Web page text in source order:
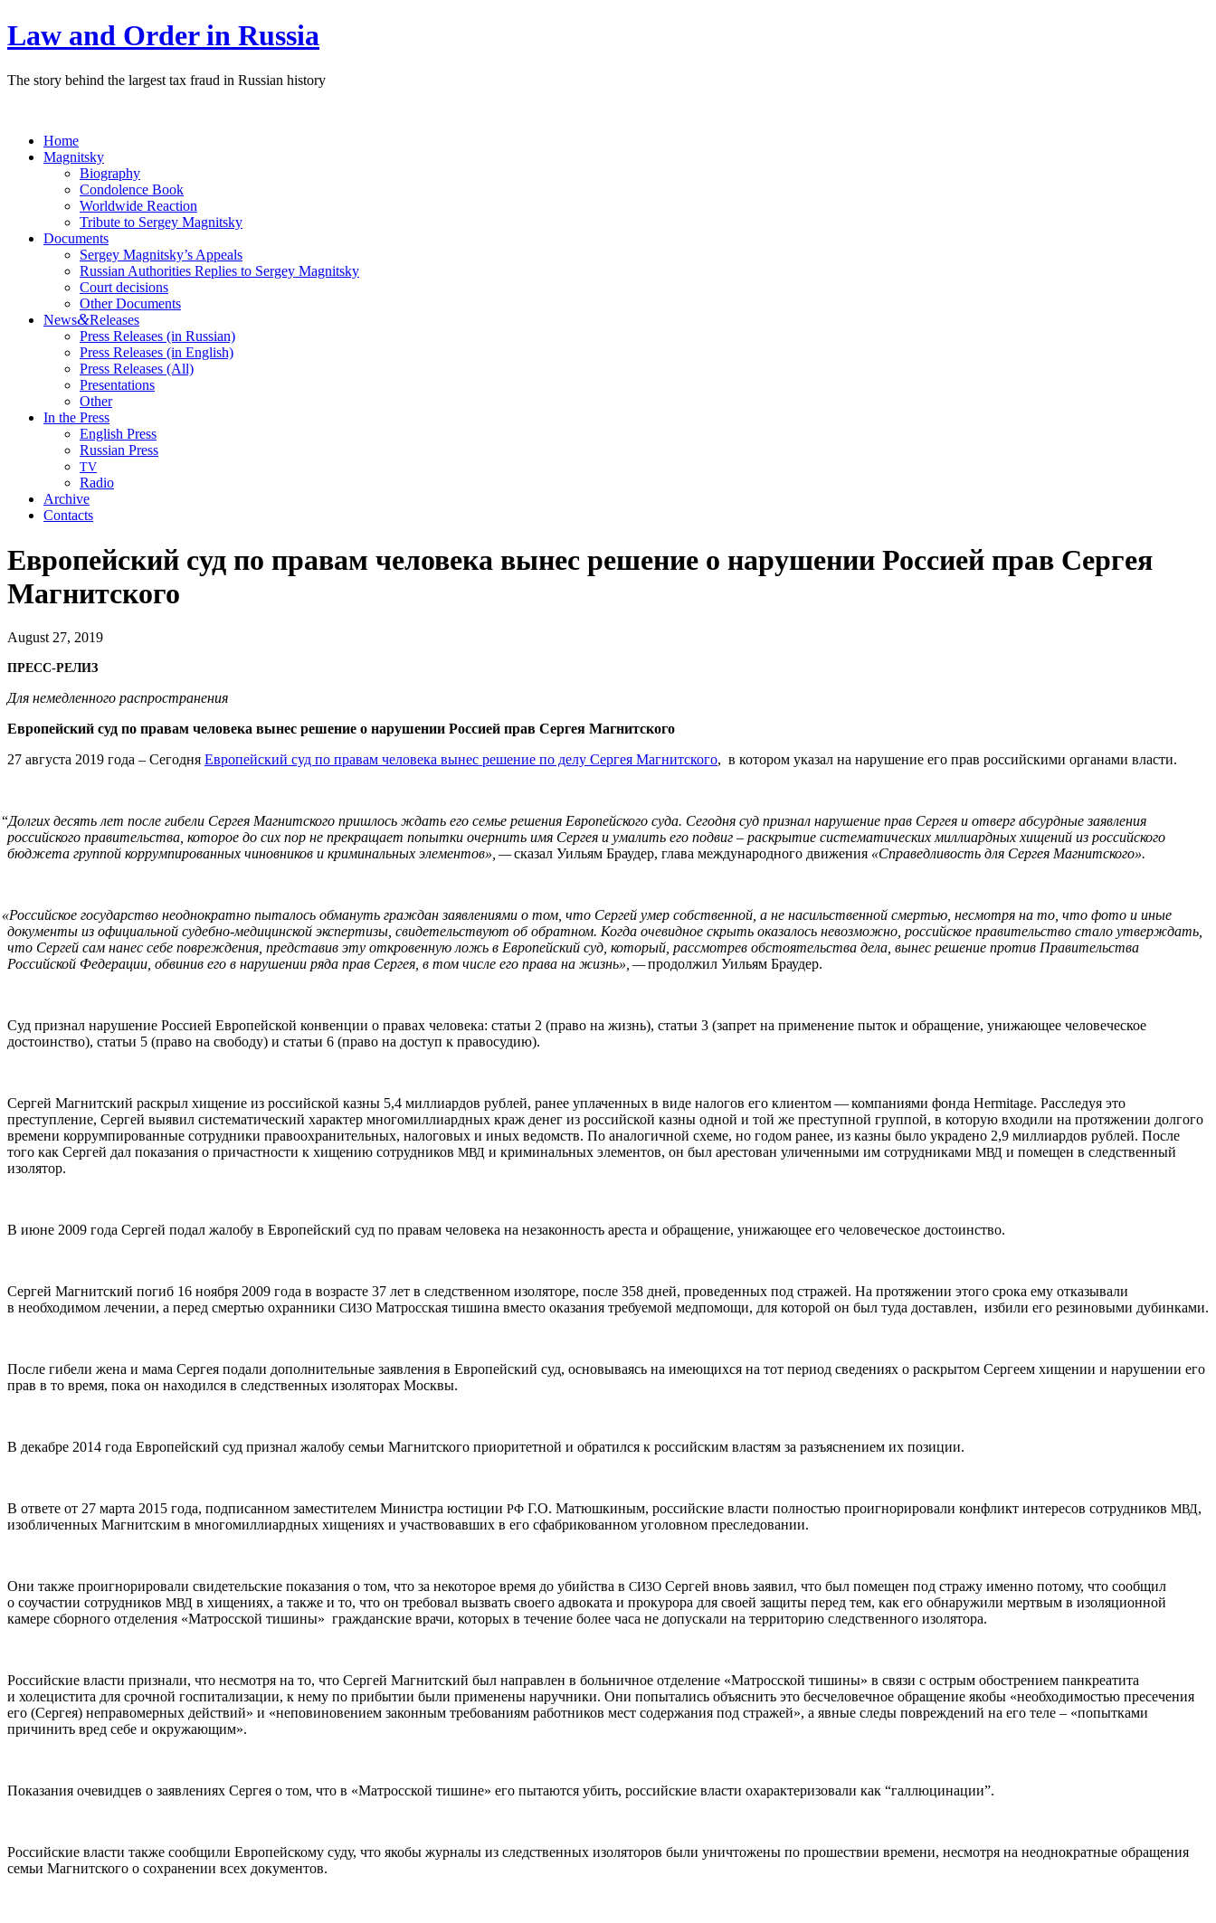
Law and Order in Russia
The story behind the largest tax fraud in Russian history
Home
Magnitsky
Biography
Condolence Book
Worldwide Reaction
Tribute to Sergey Magnitsky
Documents
Sergey Magnitsky’s Appeals
Russian Authorities Replies to Sergey Magnitsky
Court decisions
Other Documents
News&Releases
Press Releases (in Russian)
Press Releases (in English)
Press Releases (All)
Presentations
Other
In the Press
English Press
Russian Press
TV
Radio
Archive
Contacts
Европейский суд по правам человека вынес решение о нарушении Россией прав Сергея
Магнитского
August 27, 2019
ПРЕСС-РЕЛИЗ
Для немедленного распространения
Европейский суд по правам человека вынес решение о нарушении Россией прав Сергея Магнитского
27 августа 2019 года – Сегодня Европейский суд по правам человека вынес решение по делу Сергея Магнитского, в котором указал на нарушение его прав российскими органами власти.
“Долгих десять лет после гибели Сергея Магнитского пришлось ждать его семье решения Европейского суда. Сегодня суд признал нарушение прав Сергея и отверг абсурдные заявления
российского правительства, которое до сих пор не прекращает попытки очернить имя Сергея и умалить его подвиг – раскрытие систематических миллиардных хищений из российского
бюджета группой коррумпированных чиновников и криминальных элементов», —сказал Уильям Браудер, глава международного движения «Справедливость для Сергея Магнитского».
«Российское государство неоднократно пыталось обмануть граждан заявлениями о том, что Сергей умер собственной, а не насильственной смертью, несмотря на то, что фото и иные
документы из официальной судебно-медицинской экспертизы, свидетельствуют об обратном. Когда очевидное скрыть оказалось невозможно, российское правительство стало утверждать,
что Сергей сам нанес себе повреждения, представив эту откровенную ложь в Европейский суд, который, рассмотрев обстоятельства дела, вынес решение против Правительства
Российской Федерации, обвинив его в нарушении ряда прав Сергея, в том числе его права на жизнь», —продолжил Уильям Браудер.
Суд признал нарушение Россией Европейской конвенции о правах человека: статьи 2 (право на жизнь), статьи 3 (запрет на применение пыток и обращение, унижающее человеческое
достоинство), статьи 5 (право на свободу) и статьи 6 (право на доступ к правосудию).
Сергей Магнитский раскрыл хищение из российской казны 5,4 миллиардов рублей, ранее уплаченных в виде налогов его клиентом — компаниями фонда Her­mitage. Расследуя это
преступление, Сергей выявил систематический характер многомиллиардных краж денег из российской казны одной и той же преступной группой, в которую входили на протяжении долгого
времени коррумпированные сотрудники правоохранительных, налоговых и иных ведомств. По аналогичной схеме, но годом ранее, из казны было украдено 2,9 миллиардов рублей. После
того как Сергей дал показания о причастности к хищению сотрудников МВД и криминальных элементов, он был арестован уличенными им сотрудниками МВД и помещен в следственный
изолятор.
В июне 2009 года Сергей подал жалобу в Европейский суд по правам человека на незаконность ареста и обращение, унижающее его человеческое достоинство.
Сергей Магнитский погиб 16 ноября 2009 года в возрасте 37 лет в следственном изоляторе, после 358 дней, проведенных под стражей. На протяжении этого срока ему отказывали
в необходимом лечении, а перед смертью охранники СИЗО Матросская тишина вместо оказания требуемой медпомощи, для которой он был туда доставлен, избили его резиновыми дубинками.
После гибели жена и мама Сергея подали дополнительные заявления в Европейский суд, основываясь на имеющихся на тот период сведениях о раскрытом Сергеем хищении и нарушении его
прав в то время, пока он находился в следственных изоляторах Москвы.
В декабре 2014 года Европейский суд признал жалобу семьи Магнитского приоритетной и обратился к российским властям за разъяснением их позиции.
В ответе от 27 марта 2015 года, подписанном заместителем Министра юстиции РФ Г.О. Матюшкиным, российские власти полностью проигнорировали конфликт интересов сотрудников МВД,
изобличенных Магнитским в многомиллиардных хищениях и участвовавших в его сфабрикованном уголовном преследовании.
Они также проигнорировали свидетельские показания о том, что за некоторое время до убийства в СИЗО Сергей вновь заявил, что был помещен под стражу именно потому, что сообщил
о соучастии сотрудников МВД в хищениях, а также и то, что он требовал вызвать своего адвоката и прокурора для своей защиты перед тем, как его обнаружили мертвым в изоляционной
камере сборного отделения «Матросской тишины» гражданские врачи, которых в течение более часа не допускали на территорию следственного изолятора.
Российские власти признали, что несмотря на то, что Сергей Магнитский был направлен в больничное отделение «Матросской тишины» в связи с острым обострением панкреатита
и холецистита для срочной госпитализации, к нему по прибытии были применены наручники. Они попытались объяснить это бесчеловечное обращение якобы «необходимостью пресечения
его (Сергея) неправомерных действий» и «неповиновением законным требованиям работников мест содержания под стражей», а явные следы повреждений на его теле – «попытками
причинить вред себе и окружающим».
Показания очевидцев о заявлениях Сергея о том, что в «Матросской тишине» его пытаются убить, российские власти охарактеризовали как “галлюцинации”.
Российские власти также сообщили Европейскому суду, что якобы журналы из следственных изоляторов были уничтожены по прошествии времени, несмотря на неоднократные обращения
семьи Магнитского о сохранении всех документов.